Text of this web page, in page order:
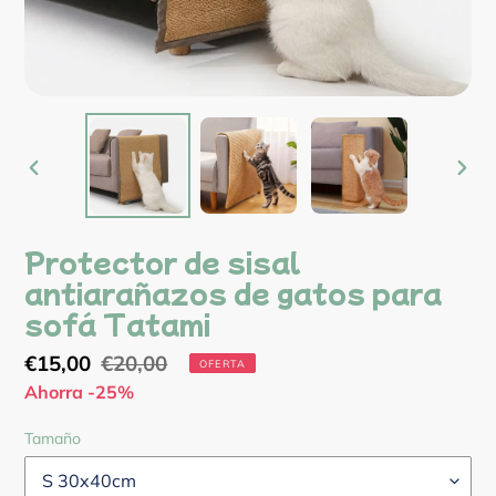
ANTERIOR
DIAPOSITIVA
Protector de sisal
antiarañazos de gatos para
sofá Tatami
Precio
de
€15,00 Precio
habitual
€20,00 OFERTA
Ahorra -25%
Tamaño